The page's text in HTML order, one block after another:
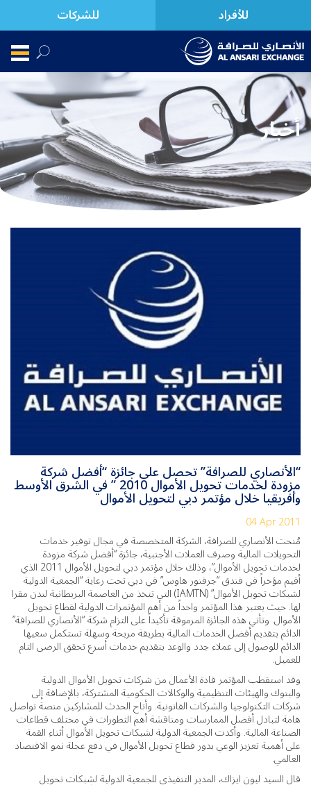
للأفراد للشركات
أخبار
“الأنصاري للصرافة” تحصل على جائزة “أفضل شركة
مزودة لخدمات تحويل الأموال 2010 ” في الشرق الأوسطوأفريقيا خلال مؤتمر دبي لتحويل الأموال
04 Apr 2011
مُنحت الأنصاري للصرافة، الشركة المتخصصة في مجال توفير خدمات
التحويلات المالية وصرف العملات الأجنبية، جائزة “أفضل شركة مزودة
لخدمات تحويل الأموال”، وذلك خلال مؤتمر دبي لتحويل الأموال 2011 الذي
أقيم مؤخراً في فندق “جرفنور هاوس” في دبي تحت رعاية “الجمعية الدولية
لشبكات تحويل الأموال” (IAMTN) التي تتخذ من العاصمة البريطانية لندن مقرا
لها. حيث يعتبر هذا المؤتمر واحداً من أهم المؤتمرات الدولية لقطاع تحويل
الأموال. وتأتي هذه الجائزة المرموقة تأكيداً على التزام شركة “الأنصاري للصرافة”
الدائم بتقديم أفضل الخدمات المالية بطريقة مريحة وسهلة تستكمل سعيها
الدائم للوصول إلى عملاء جدد والوعد بتقديم خدمات أسرع تحقق الرضى التام
للعميل.
وقد استقطب المؤتمر قادة الأعمال من شركات تحويل الأموال الدولية
والبنوك والهيئات التنظيمية والوكالات الحكومية المشتركة، بالإضافة إلى
شركات التكنولوجيا والشركات القانونية. وأتاح الحدث للمشاركين منصة تواصل
هامة لتبادل أفضل الممارسات ومناقشة أهم التطورات في مختلف قطاعات
الصناعة المالية. وأكدت الجمعية الدولية لشبكات تحويل الأموال أثناء القمة
على أهمية تعزيز الوعي بدور قطاع تحويل الأموال في دفع عجلة نمو الاقتصاد
العالمي.
قال السيد ليون ايزاك، المدير التنفيذي للجمعية الدولية لشبكات تحويل